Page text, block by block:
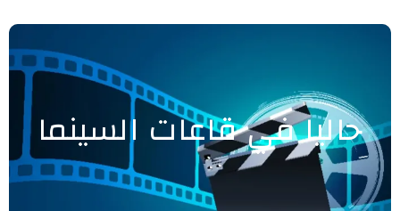
حاليا في قاعات السينما